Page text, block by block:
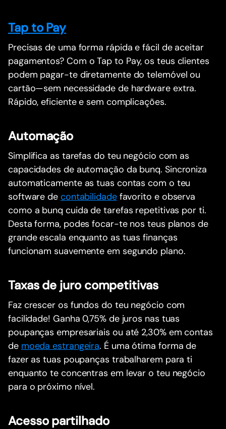
Tap to Pay
Precisas de uma forma rápida e fácil de aceitar
pagamentos? Com o Tap to Pay, os teus clientes
podem pagar-te diretamente do telemóvel ou
cartão—sem necessidade de hardware extra.
Rápido, eficiente e sem complicações.
Automação
Simplifica as tarefas do teu negócio com as
capacidades de automação da bunq. Sincroniza
automaticamente as tuas contas com o teu
software de contabilidadefavorito e observa
como a bunq cuida de tarefas repetitivas por ti.
Desta forma, podes focar-te nos teus planos de
grande escala enquanto as tuas finanças
funcionam suavemente em segundo plano.
Taxas de juro competitivas
Faz crescer os fundos do teu negócio com
facilidade! Ganha 0,75% de juros nas tuas
poupanças empresariais ou até 2,30% em contas
de moeda estrangeira. É uma ótima forma de
fazer as tuas poupanças trabalharem para ti
enquanto te concentras em levar o teu negócio
para o próximo nível.
Acesso partilhado